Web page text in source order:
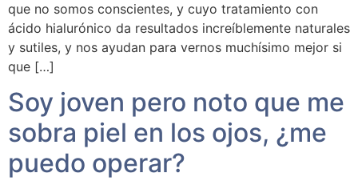
que no somos conscientes, y cuyo tratamiento con
ácido hialurónico da resultados increíblemente naturales
y sutiles, y nos ayudan para vernos muchísimo mejor si
que […]
Soy joven pero noto que me
sobra piel en los ojos, ¿me
puedo operar?